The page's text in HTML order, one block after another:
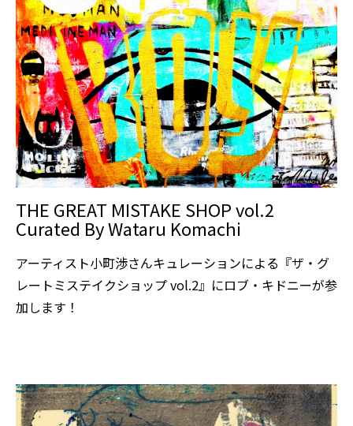
THE GREAT MISTAKE SHOP vol.2
Curated By Wataru Komachi
アーティスト小町渉さんキュレーションによる『ザ・グ
レートミステイクショップ vol.2』にロブ・キドニーが参
加します！